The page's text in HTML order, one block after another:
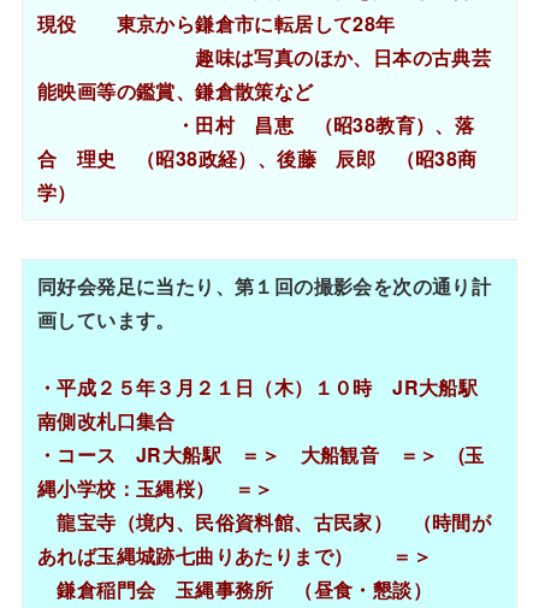
現役 東京から鎌倉市に転居して28年
趣味は写真のほか、日本の古典芸
能映画等の鑑賞、鎌倉散策など
・田村 昌恵 （昭38教育）、落
合 理史 （昭38政経）、後藤 辰郎 （昭38商
学）
同好会発足に当たり、第１回の撮影会を次の通り計
画しています。
・平成２５年３月２１日（木）１０時 JR大船駅
南側改札口集合
・コース JR大船駅 ＝＞ 大船観音 ＝＞ (玉
縄小学校：玉縄桜） ＝＞
龍宝寺（境内、民俗資料館、古民家） （時間が
あれば玉縄城跡七曲りあたりまで） ＝＞
鎌倉稲門会 玉縄事務所 （昼食・懇談）